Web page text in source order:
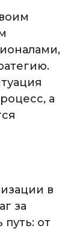
а
в
за
от